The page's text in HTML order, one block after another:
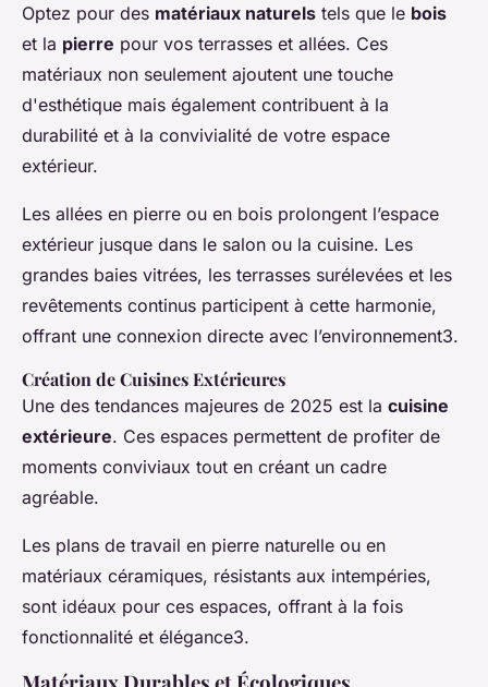
Optez pour des matériaux naturels tels que le bois
et la pierre pour vos terrasses et allées. Ces
matériaux non seulement ajoutent une touche
d'esthétique mais également contribuent à la
durabilité et à la convivialité de votre espace
extérieur.
Les allées en pierre ou en bois prolongent l’espace
extérieur jusque dans le salon ou la cuisine. Les
grandes baies vitrées, les terrasses surélevées et les
revêtements continus participent à cette harmonie,
offrant une connexion directe avec l’environnement3.
Création de Cuisines Extérieures
Une des tendances majeures de 2025 est la cuisine
extérieure. Ces espaces permettent de profiter de
moments conviviaux tout en créant un cadre
agréable.
Les plans de travail en pierre naturelle ou en
matériaux céramiques, résistants aux intempéries,
sont idéaux pour ces espaces, offrant à la fois
fonctionnalité et élégance3.